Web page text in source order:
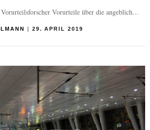
Vorurteile über die angeblich...
| 29. APRIL 2019